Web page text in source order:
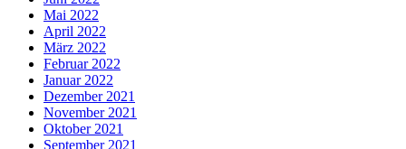
Mai 2022
April 2022
März 2022
Februar 2022
Januar 2022
Dezember 2021
November 2021
Oktober 2021
September 2021